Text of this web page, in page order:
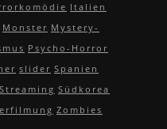
Italien
Monster Mystery-
Psycho-Horror
slider Spanien
Streaming Südkorea
Zombies